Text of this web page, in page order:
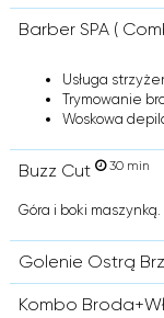
Barber SPA (
Usługa
Trymowanie
Woskowa
Buzz Cut 30 min
Góra i boki maszynką.
Golenie Ostrą
Kombo